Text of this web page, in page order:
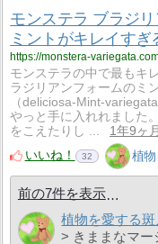
モンステラ ブラジ
ミントがキレイすぎ
モンステラの中で最もキ
ラジリアンフォームのミ
（deliciosa-Mint-
やっと手に入れれました
をこえたりし ...
1年9ヶ
いいね！
32 植
前の7件を表示
植物を愛する
> きままなマー